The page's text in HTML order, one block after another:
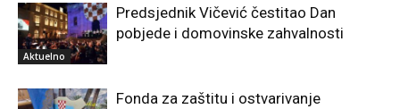
Aktuelno
Predsjednik Vičević čestitao Dan
pobjede i domovinske zahvalnosti
Fonda za zaštitu i ostvarivanje